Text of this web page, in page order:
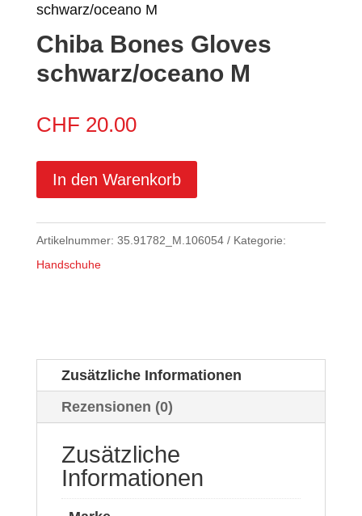
schwarz/oceano M
Chiba Bones Gloves
schwarz/oceano M
CHF 20.00
In den Warenkorb
Artikelnummer: 35.91782_M.106054
Kategorie:
Handschuhe
Zusätzliche Informationen
Rezensionen (0)
Zusätzliche
Informationen